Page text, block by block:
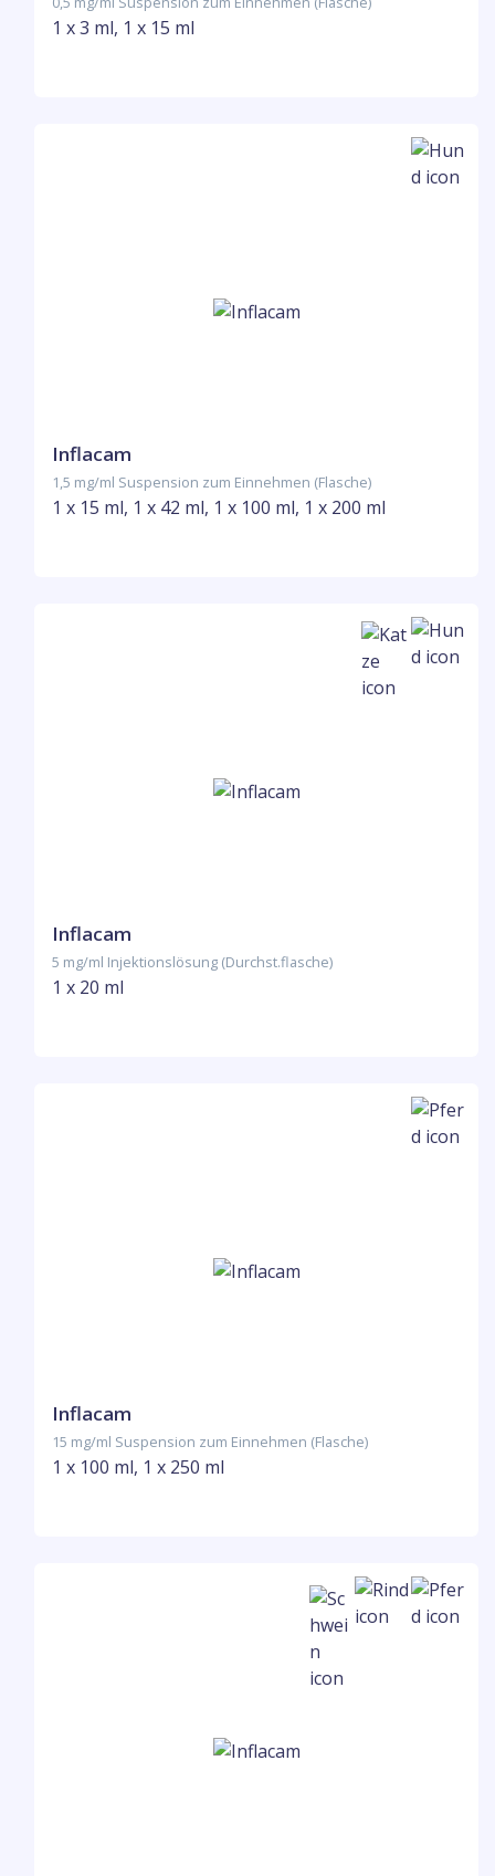
1 x 3 ml, 1 x 15 ml
Inflacam
1,5 mg/ml Suspension zum Einnehmen (Flasche)
1 x 15 ml, 1 x 42 ml, 1 x 100 ml, 1 x 200 ml
Inflacam
5 mg/ml Injektionslösung (Durchst.flasche)
1 x 20 ml
Inflacam
15 mg/ml Suspension zum Einnehmen (Flasche)
1 x 100 ml, 1 x 250 ml